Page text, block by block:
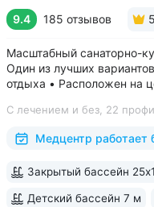
9.4 185 отзывов 5
Масштабный санаторно-
Один из лучших
отдыха • Расположен на
за 15 минут • Бесплатный
и основных
С лечением и без, 22
Медцентр работает
Закрытый бассейн
Детский бассейн 7 м